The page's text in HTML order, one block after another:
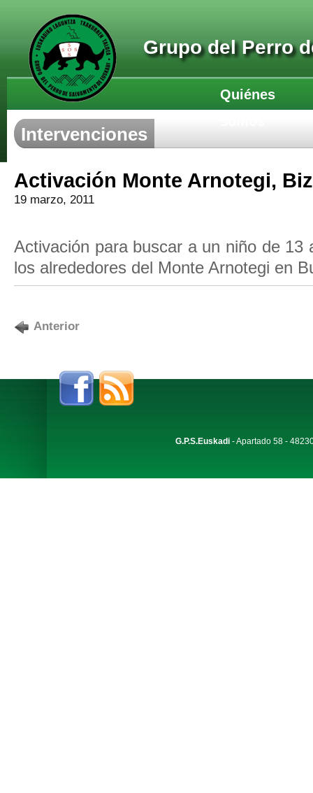
Grupo del Perro
Quiénes
Intervenciones
Activación Monte Arnotegi,
19 marzo, 2011
Activación para buscar a un niño de 13
los alrededores del Monte Arnotegi en
Anterior
G.P.S.Euskadi- Apartado 58 -